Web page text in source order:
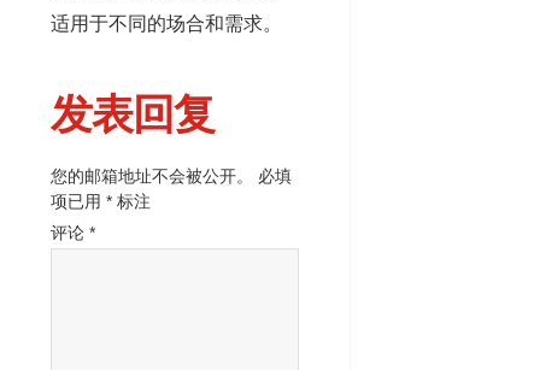
适用于不同的场合和需求。
发表回复
您的邮箱地址不会被公开。
必填
项已用 * 标注
评论 *